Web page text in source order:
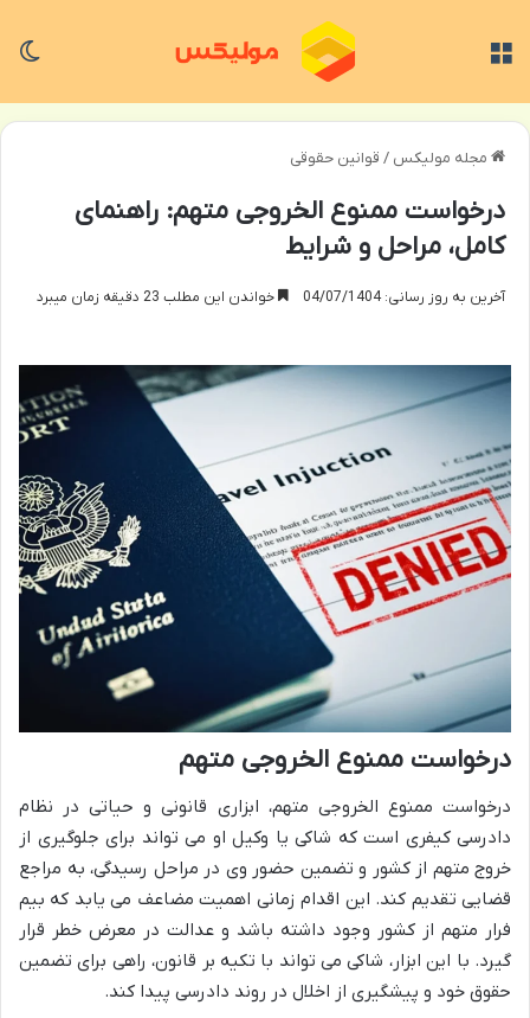
مجله مولیکس / قوانین حقوقی
درخواست ممنوع الخروجی متهم: راهنمای
کامل، مراحل و شرایط
آخرین به روز رسانی: 04/07/1404 خواندن این مطلب 23 دقیقه زمان میبرد
درخواست ممنوع الخروجی متهم
درخواست ممنوع الخروجی متهم، ابزاری قانونی و حیاتی در نظام
دادرسی کیفری است که شاکی یا وکیل او می تواند برای جلوگیری از
خروج متهم از کشور و تضمین حضور وی در مراحل رسیدگی، به مراجع
قضایی تقدیم کند. این اقدام زمانی اهمیت مضاعف می یابد که بیم
فرار متهم از کشور وجود داشته باشد و عدالت در معرض خطر قرار
گیرد. با این ابزار، شاکی می تواند با تکیه بر قانون، راهی برای تضمین
حقوق خود و پیشگیری از اخلال در روند دادرسی پیدا کند.